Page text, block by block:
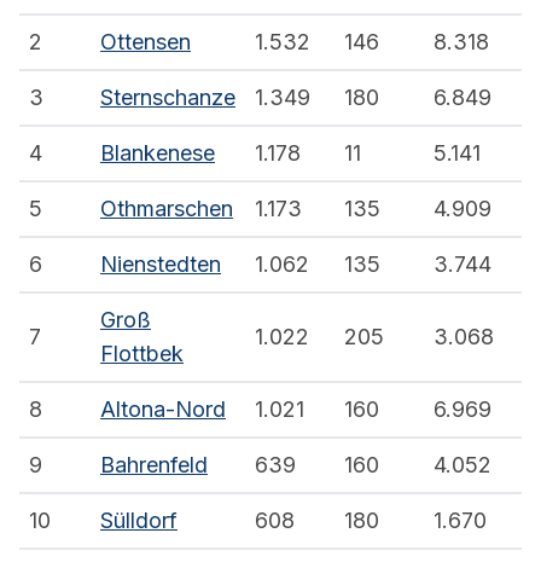
2 Ottensen 1.532 146 8.318
3 Sternschanze 1.349 180 6.849
4 Blankenese 1.178 11 5.141
5 Othmarschen 1.173 135 4.909
6 Nienstedten 1.062 135 3.744
7
Groß
Flottbek
1.022 205 3.068
8 Altona-Nord 1.021 160 6.969
9 Bahrenfeld 639 160 4.052
10 Sülldorf 608 180 1.670